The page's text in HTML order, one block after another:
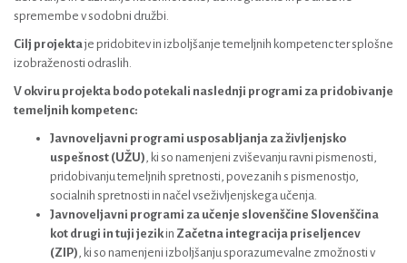
spremembe v sodobni družbi.
Cilj projektaje pridobitev in izboljšanje temeljnih kompetenc ter splošne
izobraženosti odraslih.
V okviru projekta bodo potekali naslednji programi za pridobivanje
temeljnih kompetenc:
Javnoveljavni programi usposabljanja za življenjsko
uspešnost (UŽU) , ki so namenjeni zviševanju ravni pismenosti,
pridobivanju temeljnih spretnosti, povezanih s pismenostjo,
socialnih spretnosti in načel vseživljenjskega učenja.
Javnoveljavni programi za učenje slovenščine Slovenščina
kot drugi in tuji jezikin Začetna integracija priseljencev
(ZIP) , ki so namenjeni izboljšanju sporazumevalne zmožnosti v